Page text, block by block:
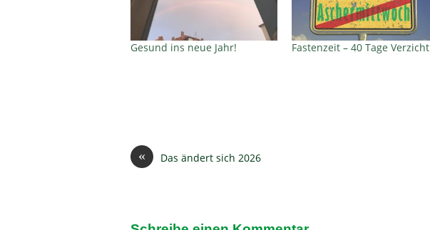
Gesund ins neue Jahr! Fastenzeit – 40 Tage Verzicht
« Das ändert sich 2026